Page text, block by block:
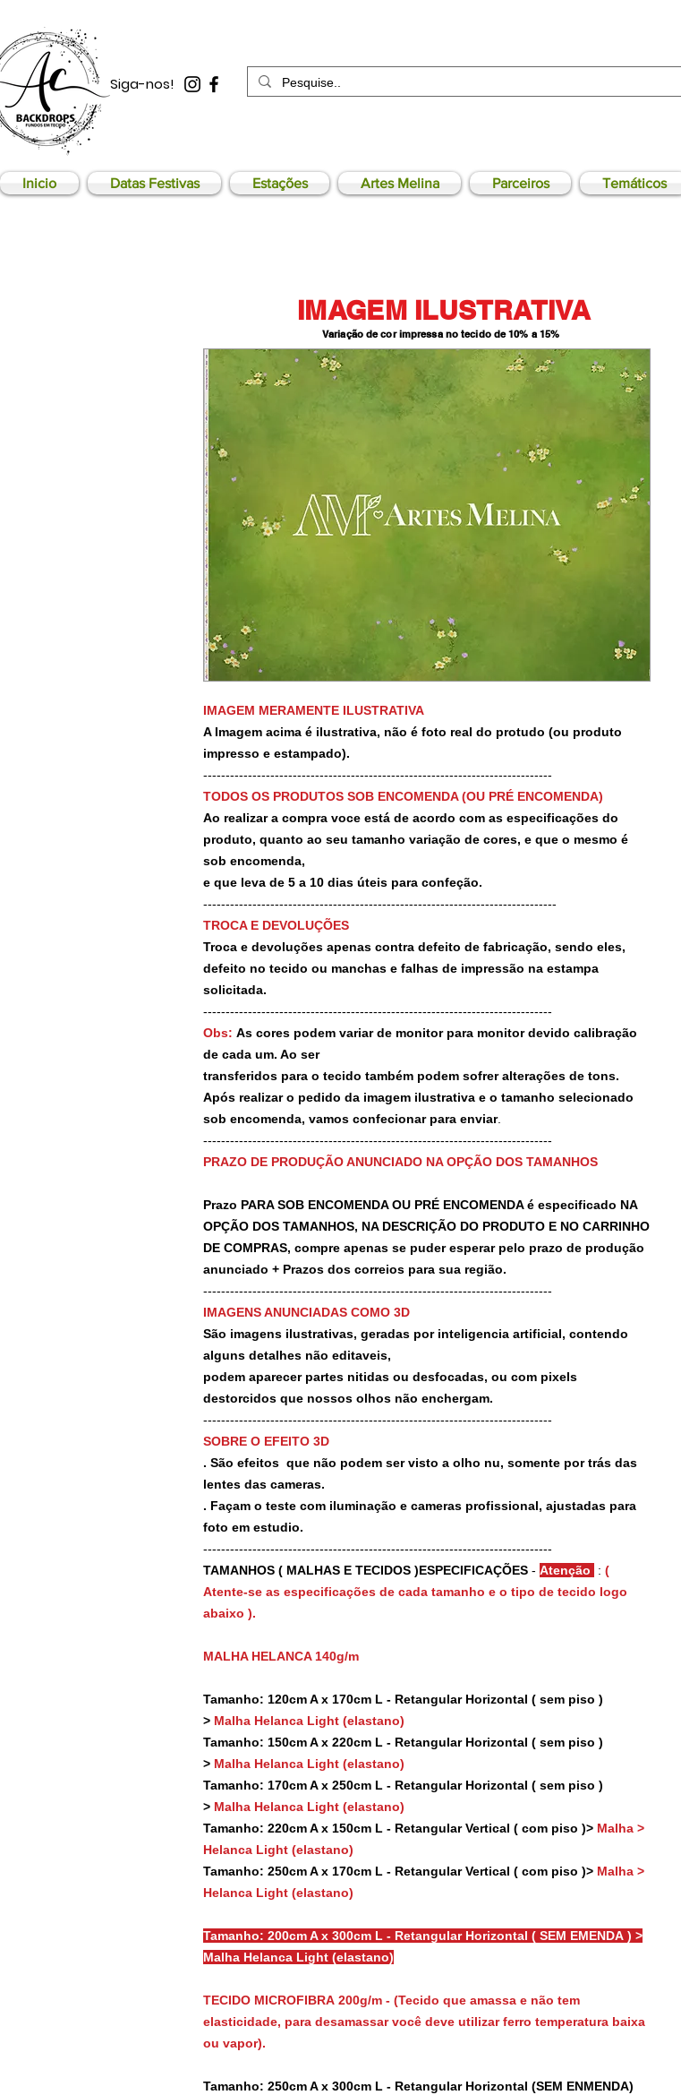
Siga-nos!
Inicio Datas Festivas Estações Artes Melina Parceiros Temáticos
IMAGEM MERAMENTE ILUSTRATIVA
A Imagem acima é ilustrativa, não é foto real do protudo (ou produto
impresso e estampado).
------------------------------------------------------------------------------
TODOS OS PRODUTOS SOB ENCOMENDA (OU PRÉ ENCOMENDA)
Ao realizar a compra voce está de acordo com as especificações do
produto, quanto ao seu tamanho variação de cores, e que o mesmo é
sob encomenda,
e que leva de 5 a 10 dias úteis para confeção.
-------------------------------------------------------------------------------
TROCA E DEVOLUÇÕES
Troca e devoluções apenas contra defeito de fabricação, sendo eles,
defeito no tecido ou manchas e falhas de impressão na estampa
solicitada.
------------------------------------------------------------------------------
Obs: As cores podem variar de monitor para monitor devido calibração
de cada um. Ao ser
transferidos para o tecido também podem sofrer alterações de tons.
Após realizar o pedido da imagem ilustrativa e o tamanho selecionado
sob encomenda, vamos confecionar para enviar.
------------------------------------------------------------------------------
PRAZO DE PRODUÇÃO ANUNCIADO NA OPÇÃO DOS TAMANHOS
Prazo PARA SOB ENCOMENDA OU PRÉ ENCOMENDA é especificado NA
OPÇÃO DOS TAMANHOS, NA DESCRIÇÃO DO PRODUTO E NO CARRINHO
DE COMPRAS, compre apenas se puder esperar pelo prazo de produção
anunciado + Prazos dos correios para sua região.
------------------------------------------------------------------------------
IMAGENS ANUNCIADAS COMO 3D
São imagens ilustrativas, geradas por inteligencia artificial, contendo
alguns detalhes não editaveis,
podem aparecer partes nitidas ou desfocadas, ou com pixels
destorcidos que nossos olhos não enchergam.
------------------------------------------------------------------------------
SOBRE O EFEITO 3D
. São efeitos que não podem ser visto a olho nu, somente por trás das
lentes das cameras.
. Façam o teste com iluminação e cameras profissional, ajustadas para
foto em estudio.
------------------------------------------------------------------------------
TAMANHOS ( MALHAS E TECIDOS )ESPECIFICAÇÕES - Atenção : (
Atente-se as especificações de cada tamanho e o tipo de tecido logo
abaixo ).
MALHA HELANCA 140g/m
Tamanho: 120cm A x 170cm L - Retangular Horizontal ( sem piso )
> Malha Helanca Light (elastano)
Tamanho: 150cm A x 220cm L - Retangular Horizontal ( sem piso )
> Malha Helanca Light (elastano)
Tamanho: 170cm A x 250cm L - Retangular Horizontal ( sem piso )
> Malha Helanca Light (elastano)
Tamanho: 220cm A x 150cm L - Retangular Vertical ( com piso )> Malha >
Helanca Light (elastano)
Tamanho: 250cm A x 170cm L - Retangular Vertical ( com piso )> Malha >
Helanca Light (elastano)
Tamanho: 200cm A x 300cm L - Retangular Horizontal ( SEM EMENDA ) >
Malha Helanca Light (elastano)
TECIDO MICROFIBRA 200g/m - (Tecido que amassa e não tem
elasticidade, para desamassar você deve utilizar ferro temperatura baixa
ou vapor).
Tamanho: 250cm A x 300cm L - Retangular Horizontal (SEM ENMENDA)
IMAGEM ILUSTRATIVA
Variação de cor impressa no tecido de 10% a 15%